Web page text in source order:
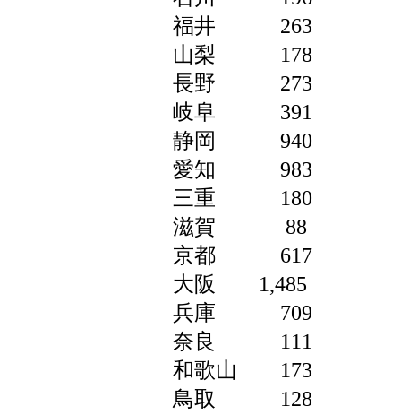
福井 263
山梨 178
長野 273
岐阜 391
静岡 940
愛知 983
三重 180
滋賀 88
京都 617
大阪 1,485
兵庫 709
奈良 111
和歌山 173
鳥取 128